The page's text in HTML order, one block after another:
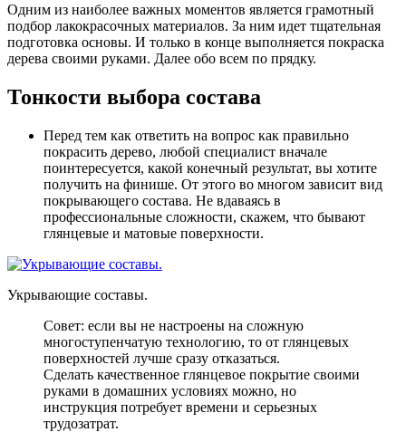
Одним из наиболее важных моментов является грамотный
подбор лакокрасочных материалов. За ним идет тщательная
подготовка основы. И только в конце выполняется покраска
дерева своими руками. Далее обо всем по прядку.
Тонкости выбора состава
Перед тем как ответить на вопрос как правильно
покрасить дерево, любой специалист вначале
поинтересуется, какой конечный результат, вы хотите
получить на финише. От этого во многом зависит вид
покрывающего состава. Не вдаваясь в
профессиональные сложности, скажем, что бывают
глянцевые и матовые поверхности.
Укрывающие составы.
Совет: если вы не настроены на сложную
многоступенчатую технологию, то от глянцевых
поверхностей лучше сразу отказаться.
Сделать качественное глянцевое покрытие своими
руками в домашних условиях можно, но
инструкция потребует времени и серьезных
трудозатрат.